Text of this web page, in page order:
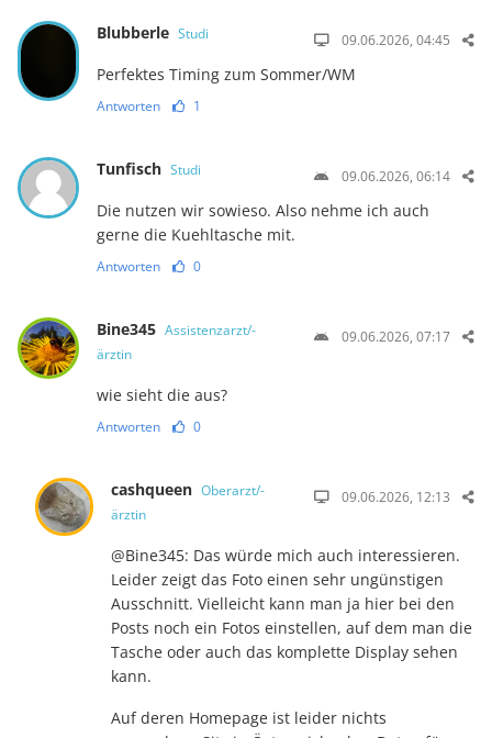
Blubberle Studi 09.06.2026, 04:45
Perfektes Timing zum Sommer/WM
Antworten 1
Tunfisch Studi 09.06.2026, 06:14
Die nutzen wir sowieso. Also nehme ich auch
gerne die Kuehltasche mit.
Antworten 0
Bine345 Assistenzarzt/-
ärztin
09.06.2026, 07:17
wie sieht die aus?
Antworten 0
cashqueen Oberarzt/-
ärztin
09.06.2026, 12:13
@Bine345: Das würde mich auch interessieren.
Leider zeigt das Foto einen sehr ungünstigen
Ausschnitt. Vielleicht kann man ja hier bei den
Posts noch ein Fotos einstellen, auf dem man die
Tasche oder auch das komplette Display sehen
kann.
Auf deren Homepage ist leider nichts